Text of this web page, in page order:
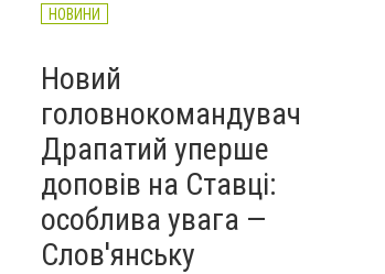
НОВИНИ
Новий
головнокомандувач
Драпатий уперше
доповів на Ставці:
особлива увага —
Слов'янську